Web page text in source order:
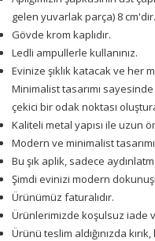
gelen yuvarlak parça) 8 cm'dir.
Gövde krom kaplıdır.
Ledli ampullerle kullanınız.
Evinize şıklık katacak ve
Minimalist tasarımı
çekici bir odak noktası
Kaliteli metal yapısı ile uzun
Modern ve minimalist
Bu şık aplik, sadece
Şimdi evinizi modern
Ürünümüz faturalıdır.
Ürünlerimizde koşulsuz iade
Ürünü teslim aldığınızda